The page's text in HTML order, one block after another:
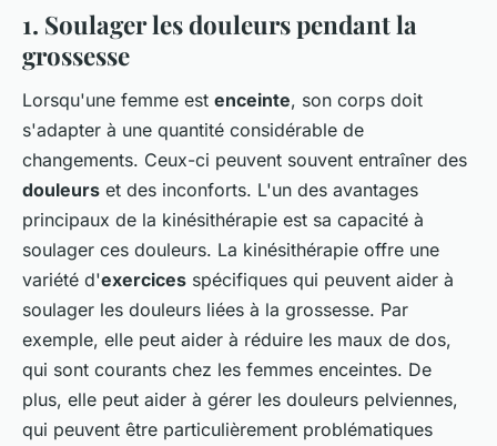
1. Soulager les douleurs pendant la
grossesse
Lorsqu'une femme est enceinte, son corps doit
s'adapter à une quantité considérable de
changements. Ceux-ci peuvent souvent entraîner des
douleurs et des inconforts. L'un des avantages
principaux de la kinésithérapie est sa capacité à
soulager ces douleurs. La kinésithérapie offre une
variété d'exercices spécifiques qui peuvent aider à
soulager les douleurs liées à la grossesse. Par
exemple, elle peut aider à réduire les maux de dos,
qui sont courants chez les femmes enceintes. De
plus, elle peut aider à gérer les douleurs pelviennes,
qui peuvent être particulièrement problématiques